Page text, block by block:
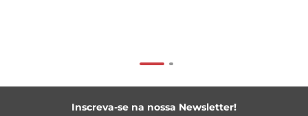
Inscreva-se na nossa Newsletter!